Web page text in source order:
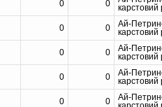
0 0
карстовий
0 0
Ай-
карстовий
0 0
Ай-
карстовий
0 0
Ай-
карстовий
0 0
Ай-